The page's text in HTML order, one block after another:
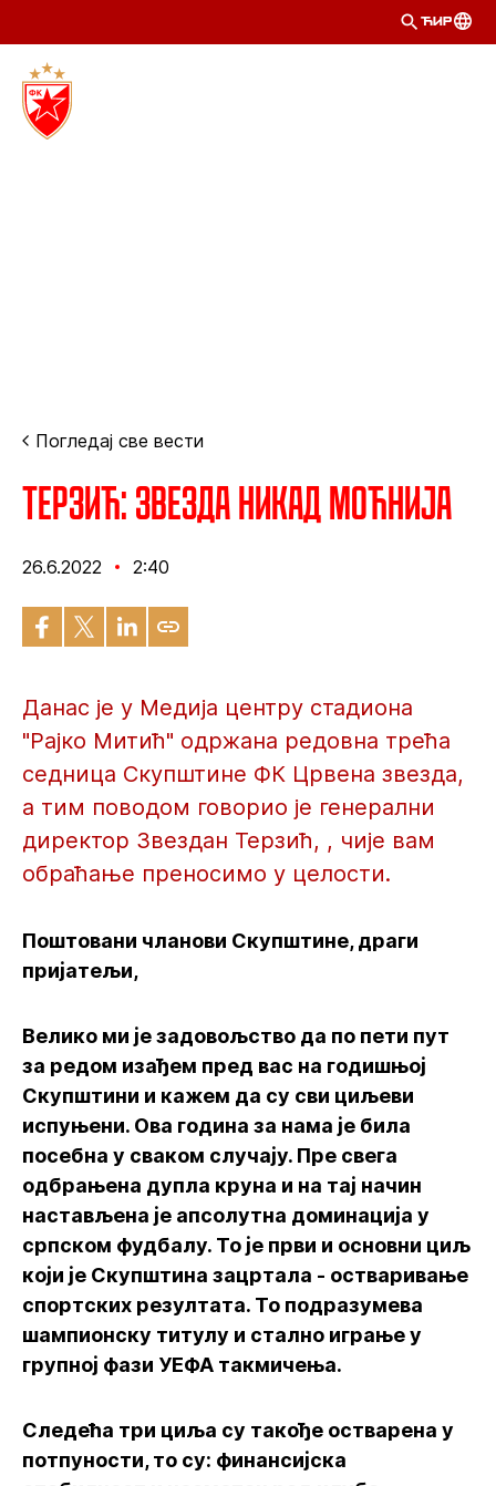
ЋИР
Погледај све вести
Терзић: Звезда никад моћнија
26.6.2022 2:40
Данас је у Медија центру стадиона
"Рајко Митић" одржана редовна трећа
седница Скупштине ФК Црвена звезда,
а тим поводом говорио је генерални
директор Звездан Терзић, , чије вам
обраћање преносимо у целости.
Поштовани чланови Скупштине, драги
пријатељи,
Велико ми је задовољство да по пети пут
за редом изађем пред вас на годишњој
Скупштини и кажем да су сви циљеви
испуњени. Ова година за нама је била
посебна у сваком случају. Пре свега
одбрањена дупла круна и на тај начин
настављена је апсолутна доминација у
српском фудбалу. То је први и основни циљ
који је Скупштина зацртала - остваривање
спортских резултата. То подразумева
шампионску титулу и стално играње у
групној фази УЕФА такмичења.
Следећа три циља су такође остварена у
потпуности, то су: финансијска